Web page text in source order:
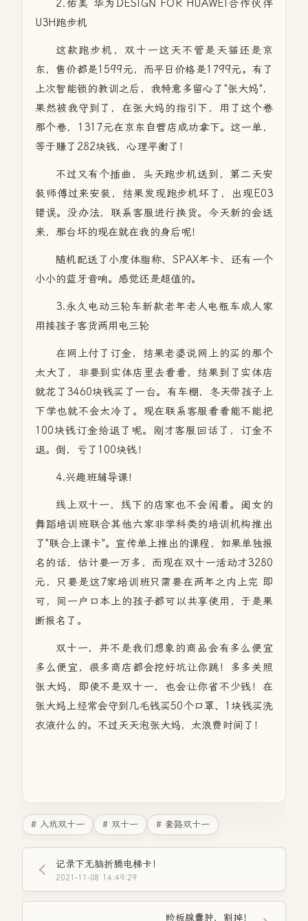
2.佑美 华为DESIGN FOR HUAWEI合作伙伴
U3H跑步机
这款跑步机，双十一这天不管是天猫还是京
东，售价都是1599元，而平日价格是1799元。有了
上次智能锁的教训之后，我特意多留心了"张大妈"，
果然被我守到了，在张大妈的指引下，用了这个卷
那个卷，1317元在京东自营店成功拿下。这一单，
等于赚了282块钱，心理平衡了！
不过又有个插曲，头天跑步机送到，第二天安
装师傅过来安装，结果发现跑步机坏了，出现E03
错误。没办法，联系客服进行换货。今天新的会送
来，那台坏的现在就在我的身后呢！
随机配送了小度体脂称、SPAX年卡、还有一个
小小的蓝牙音响。感觉还是超值的。
3.永久电动三轮车新款老年老人电瓶车成人家
用接孩子客货两用电三轮
在网上付了订金，结果老婆说网上的买的那个
太大了，非要到实体店里去看看，结果到了实体店
就花了3460块钱买了一台。有车棚，冬天带孩子上
下学也就不会太冷了。现在联系客服看看能不能把
100块钱订金给退了呢。刚才客服回话了，订金不
退。倒，亏了100块钱！
4.兴趣班辅导课！
线上双十一，线下的店家也不会闲着。闺女的
舞蹈培训班联合其他六家非学科类的培训机构推出
了"联合上课卡"。宣传单上推出的课程，如果单独报
名的话，估计要一万多，而现在双十一活动才3280
元，只要是这7家培训班只需要在两年之内上完 即
可，同一户口本上的孩子都可以共享使用，于是果
断报名了。
双十一，并不是我们想象的商品会有多么便宜
多么便宜，很多商店都会挖好坑让你跳！多多关照
张大妈，即使不是双十一，也会让你省不少钱！在
张大妈上经常会守到几毛钱买50个口罩、1块钱买洗
衣液什么的。不过天天泡张大妈，太浪费时间了！
# 入坑双十一 # 双十一 # 套路双十一
记录下无脑折腾电梯卡！
2021-11-08 14:49:29
睑板腺囊肿，割掉！